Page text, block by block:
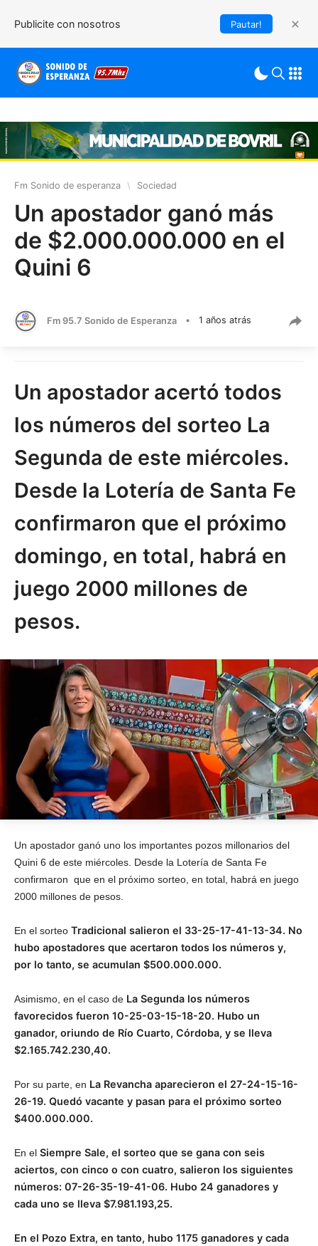
Publicite con nosotros Pautar!
Fm Sonido de esperanza \ Sociedad
Un apostador ganó más
de $2.000.000.000 en el
Quini 6
Fm 95.7 Sonido de Esperanza • 1 años atrás
Un apostador acertó todos
los números del sorteo La
Segunda de este miércoles.
Desde la Lotería de Santa Fe
confirmaron que el próximo
domingo, en total, habrá en
juego 2000 millones de
pesos.
Un apostador ganó uno los importantes pozos millonarios del
Quini 6 de este miércoles. Desde la Lotería de Santa Fe
confirmaron que en el próximo sorteo, en total, habrá en juego
2000 millones de pesos.
En el sorteo Tradicional salieron el 33-25-17-41-13-34. No
hubo apostadores que acertaron todos los números y,
por lo tanto, se acumulan $500.000.000.
Asimismo, en el caso de La Segunda los números
favorecidos fueron 10-25-03-15-18-20. Hubo un
ganador, oriundo de Río Cuarto, Córdoba, y se lleva
$2.165.742.230,40.
Por su parte, en La Revancha aparecieron el 27-24-15-16-
26-19. Quedó vacante y pasan para el próximo sorteo
$400.000.000.
En el Siempre Sale, el sorteo que se gana con seis
aciertos, con cinco o con cuatro, salieron los siguientes
números: 07-26-35-19-41-06. Hubo 24 ganadores y
cada uno se lleva $7.981.193,25.
En el Pozo Extra, en tanto, hubo 1175 ganadores y cada